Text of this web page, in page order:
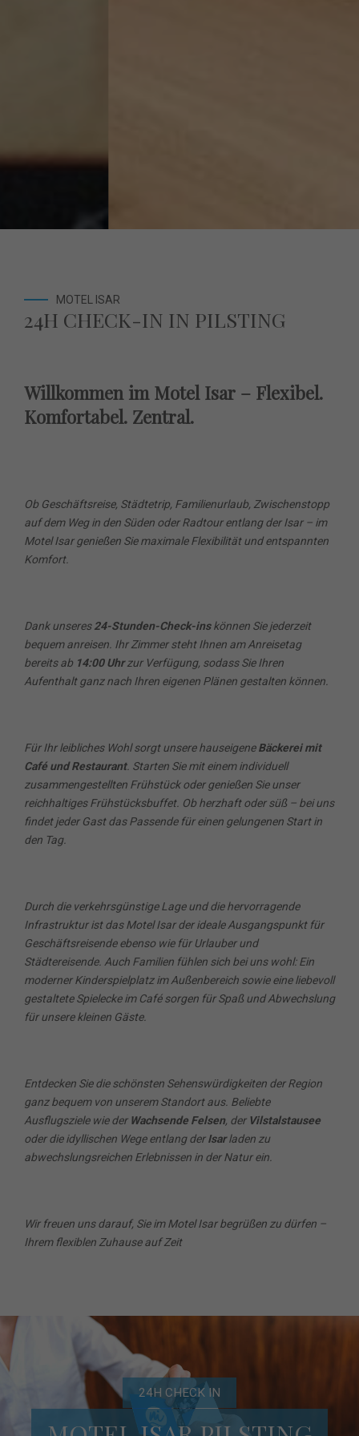
MOTEL ISAR
24H CHECK-IN IN PILSTING
Willkommen im Motel Isar – Flexibel.
Komfortabel. Zentral.
Ob Geschäftsreise, Städtetrip, Familienurlaub, Zwischenstopp
auf dem Weg in den Süden oder Radtour entlang der Isar – im
Motel Isar genießen Sie maximale Flexibilität und entspannten
Komfort.
Dank unseres24-Stunden-Check-inskönnen Sie jederzeit
bequem anreisen. Ihr Zimmer steht Ihnen am Anreisetag
bereits ab 14:00 Uhrzur Verfügung, sodass Sie Ihren
Aufenthalt ganz nach Ihren eigenen Plänen gestalten können.
Für Ihr leibliches Wohl sorgt unsere hauseigeneBäckerei mit
Café und Restaurant. Starten Sie mit einem individuell
zusammengestellten Frühstück oder genießen Sie unser
reichhaltiges Frühstücksbuffet. Ob herzhaft oder süß – bei uns
findet jeder Gast das Passende für einen gelungenen Start in
den Tag.
Durch die verkehrsgünstige Lage und die hervorragende
Infrastruktur ist das Motel Isar der ideale Ausgangspunkt für
Geschäftsreisende ebenso wie für Urlauber und
Städtereisende. Auch Familien fühlen sich bei uns wohl: Ein
moderner Kinderspielplatz im Außenbereich sowie eine liebevoll
gestaltete Spielecke im Café sorgen für Spaß und Abwechslung
für unsere kleinen Gäste.
Entdecken Sie die schönsten Sehenswürdigkeiten der Region
ganz bequem von unserem Standort aus. Beliebte
Ausflugsziele wie der Wachsende Felsen, der Vilstalstausee
oder die idyllischen Wege entlang derIsarladen zu
abwechslungsreichen Erlebnissen in der Natur ein.
Wir freuen uns darauf, Sie im Motel Isar begrüßen zu dürfen –
Ihrem flexiblen Zuhause auf Zeit
24H CHECK IN